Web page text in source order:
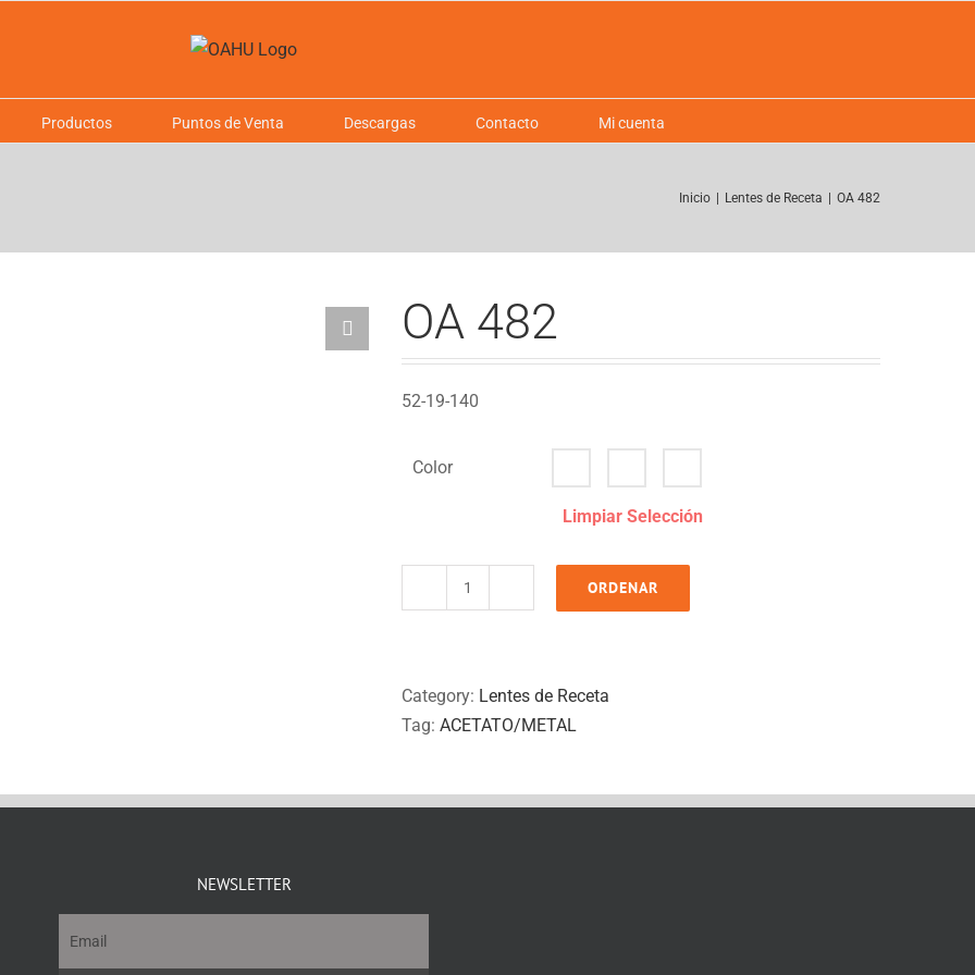
Productos Puntos de Venta Descargas Contacto Mi cuenta
Inicio Lentes de Receta OA 482
OA 482
52-19-140
Color
Limpiar Selección
ORDENAR
Category: Lentes de Receta
Tag: ACETATO/METAL
NEWSLETTER